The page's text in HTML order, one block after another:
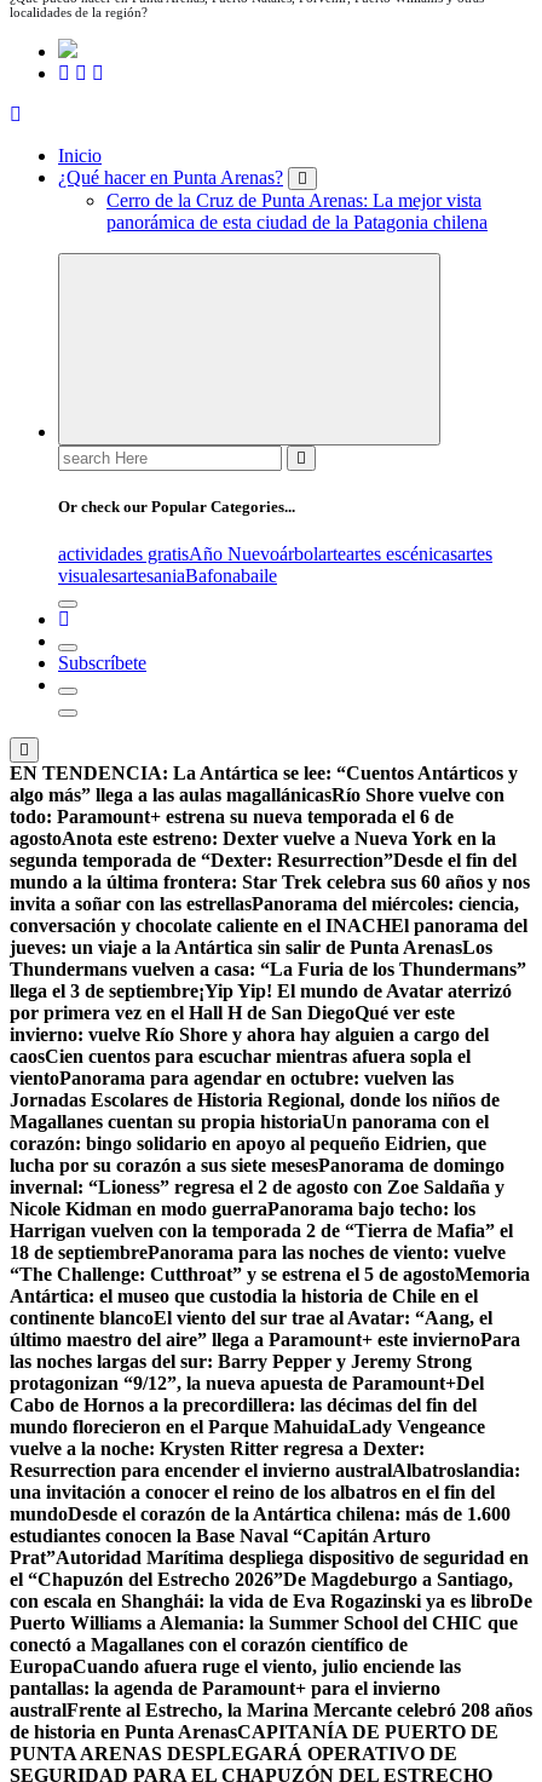
localidades de la región?
Inicio
¿Qué hacer en Punta Arenas?
Cerro de la Cruz de Punta Arenas: La mejor vista
panorámica de esta ciudad de la Patagonia chilena
Search
for:
Or check our Popular Categories...
actividades gratisAño Nuevoárbolarteartes escénicasartes
visualesartesaniaBafonabaile
Subscríbete
EN TENDENCIA: La Antártica se lee: “Cuentos Antárticos y
algo más” llega a las aulas magallánicasRío Shore vuelve con
todo: Paramount+ estrena su nueva temporada el 6 de
agostoAnota este estreno: Dexter vuelve a Nueva York en la
segunda temporada de “Dexter: Resurrection”Desde el fin del
mundo a la última frontera: Star Trek celebra sus 60 años y nos
invita a soñar con las estrellasPanorama del miércoles: ciencia,
conversación y chocolate caliente en el INACHEl panorama del
jueves: un viaje a la Antártica sin salir de Punta ArenasLos
Thundermans vuelven a casa: “La Furia de los Thundermans”
llega el 3 de septiembre¡Yip Yip! El mundo de Avatar aterrizó
por primera vez en el Hall H de San DiegoQué ver este
invierno: vuelve Río Shore y ahora hay alguien a cargo del
caosCien cuentos para escuchar mientras afuera sopla el
vientoPanorama para agendar en octubre: vuelven las
Jornadas Escolares de Historia Regional, donde los niños de
Magallanes cuentan su propia historiaUn panorama con el
corazón: bingo solidario en apoyo al pequeño Eidrien, que
lucha por su corazón a sus siete mesesPanorama de domingo
invernal: “Lioness” regresa el 2 de agosto con Zoe Saldaña y
Nicole Kidman en modo guerraPanorama bajo techo: los
Harrigan vuelven con la temporada 2 de “Tierra de Mafia” el
18 de septiembrePanorama para las noches de viento: vuelve
“The Challenge: Cutthroat” y se estrena el 5 de agostoMemoria
Antártica: el museo que custodia la historia de Chile en el
continente blancoEl viento del sur trae al Avatar: “Aang, el
último maestro del aire” llega a Paramount+ este inviernoPara
las noches largas del sur: Barry Pepper y Jeremy Strong
protagonizan “9/12”, la nueva apuesta de Paramount+Del
Cabo de Hornos a la precordillera: las décimas del fin del
mundo florecieron en el Parque MahuidaLady Vengeance
vuelve a la noche: Krysten Ritter regresa a Dexter:
Resurrection para encender el invierno australAlbatroslandia:
una invitación a conocer el reino de los albatros en el fin del
mundoDesde el corazón de la Antártica chilena: más de 1.600
estudiantes conocen la Base Naval “Capitán Arturo
Prat”Autoridad Marítima despliega dispositivo de seguridad en
el “Chapuzón del Estrecho 2026”De Magdeburgo a Santiago,
con escala en Shanghái: la vida de Eva Rogazinski ya es libroDe
Puerto Williams a Alemania: la Summer School del CHIC que
conectó a Magallanes con el corazón científico de
EuropaCuando afuera ruge el viento, julio enciende las
pantallas: la agenda de Paramount+ para el invierno
australFrente al Estrecho, la Marina Mercante celebró 208 años
de historia en Punta ArenasCAPITANÍA DE PUERTO DE
PUNTA ARENAS DESPLEGARÁ OPERATIVO DE
SEGURIDAD PARA EL CHAPUZÓN DEL ESTRECHO